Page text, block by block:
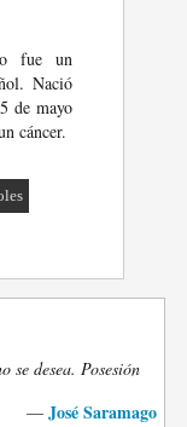
fue un
Nació
de mayo
cáncer.
se desea. Posesión
— José Saramago